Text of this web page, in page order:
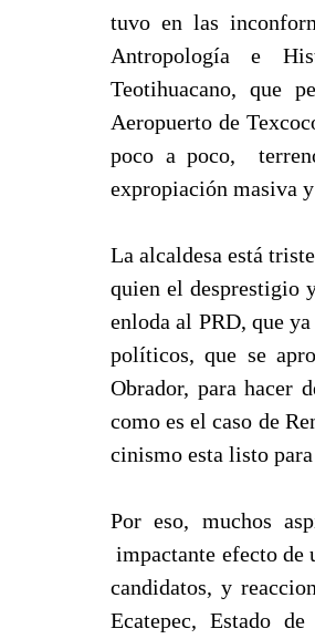
tuvo en las
Antropología e
Teotihuacano, que
Aeropuerto de
poco a poco,
expropiación masiva
La alcaldesa está
quien el desprestigio
enloda al PRD, que
políticos, que se
Obrador, para hacer
como es el caso de
cinismo esta listo
Por eso, muchos
impactante efecto de
candidatos, y
Ecatepec, Estado